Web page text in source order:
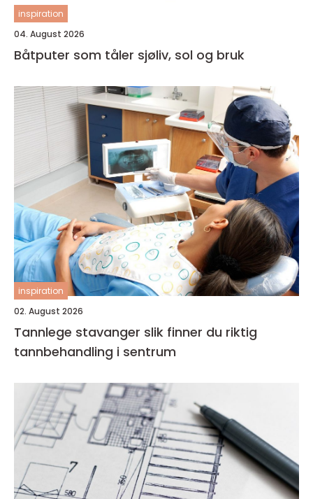
inspiration
04. August 2026
Båtputer som tåler sjøliv, sol og bruk
inspiration
02. August 2026
Tannlege stavanger slik finner du riktig
tannbehandling i sentrum